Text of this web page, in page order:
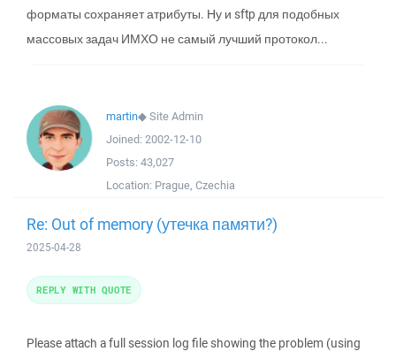
форматы сохраняет атрибуты. Ну и sftp для подобных
массовых задач ИМХО не самый лучший протокол...
martin◆Site Admin
Joined: 2002-12-10
Posts: 43,027
Location: Prague, Czechia
Re: Out of memory (утечка памяти?)
2025-04-28
Please attach a full session log file showing the problem (using
REPLY WITH QUOTE